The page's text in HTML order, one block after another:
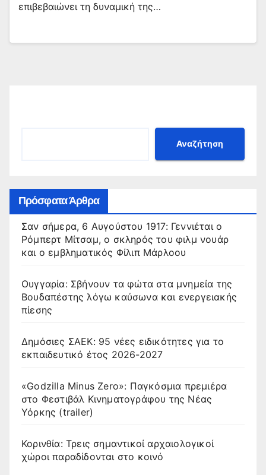
επιβεβαιώνει τη δυναμική της…
Αναζήτηση
Πρόσφατα Άρθρα
Σαν σήμερα, 6 Αυγούστου 1917: Γεννιέται ο
Ρόμπερτ Μίτσαμ, ο σκληρός του φιλμ νουάρ
και ο εμβληματικός Φίλιπ Μάρλοου
Ουγγαρία: Σβήνουν τα φώτα στα μνημεία της
Βουδαπέστης λόγω καύσωνα και ενεργειακής
πίεσης
Δημόσιες ΣΑΕΚ: 95 νέες ειδικότητες για το
εκπαιδευτικό έτος 2026-2027
«Godzilla Minus Zero»: Παγκόσμια πρεμιέρα
στο Φεστιβάλ Κινηματογράφου της Νέας
Υόρκης (trailer)
Κορινθία: Τρεις σημαντικοί αρχαιολογικοί
χώροι παραδίδονται στο κοινό